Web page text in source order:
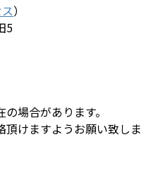
）
5
場合があります。
けますようお願い致しま